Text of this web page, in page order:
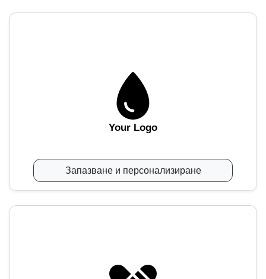
Your Logo
Запазване и персонализиране